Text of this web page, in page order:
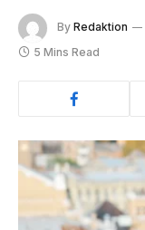
By Redaktion
5 Mins Read